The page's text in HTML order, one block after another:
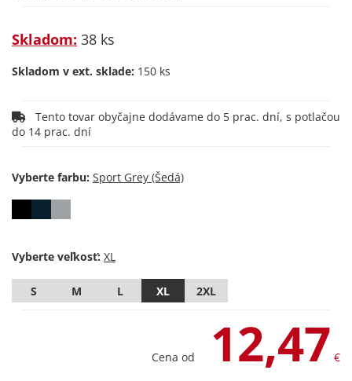
Skladom: 38 ks
Skladom v ext. sklade: 150 ks
do 14 prac. dní
Vyberte farbu:
Vyberte veľkosť:
S M L XL 2XL
Cena od 12,47 €